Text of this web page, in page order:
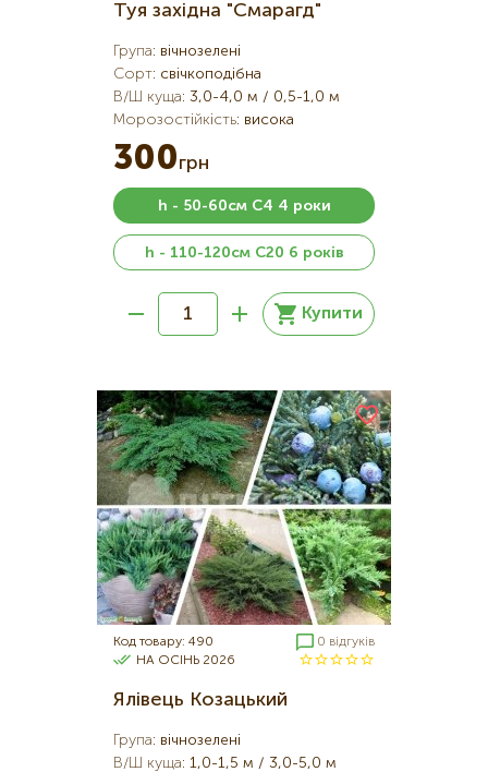
Туя західна "Смарагд"
Група: вічнозелені
Сорт: свічкоподібна
В/Ш куща: 3,0-4,0 м / 0,5-1,0 м
Морозостійкість: висока
300грн
Купити
h - 50-60см С4 4 роки
h - 110-120см С20 6 років
Код товару: 490
0 відгуків
НА ОСІНЬ 2026
Ялівець Козацький
Група: вічнозелені
В/Ш куща: 1,0-1,5 м / 3,0-5,0 м